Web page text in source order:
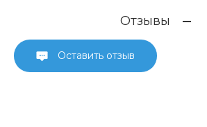
Отзывы
Оставить отзыв